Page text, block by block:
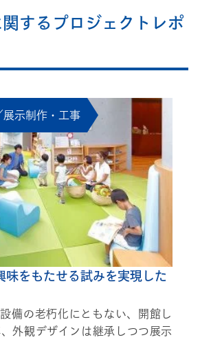
するプロジェクトレポ
展示制作・工事
味をもたせる試みを実現した
備の老朽化にともない、開館し
外観デザインは継承しつつ展示